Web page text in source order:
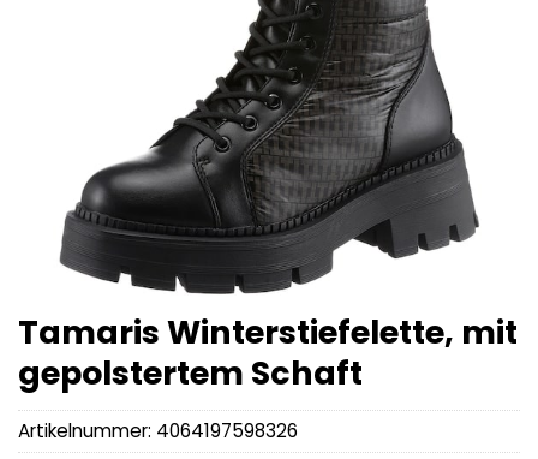
Tamaris Winterstiefelette, mit
gepolstertem Schaft
Artikelnummer: 4064197598326